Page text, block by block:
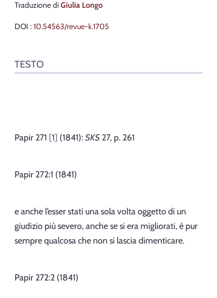
Traduzione di Giulia Longo
DOI : 10.54563/revue-k.1705
Note
Citare quest'articolo
TESTO
Papir 271 1 (1841): SKS27, p. 261
Papir 272:1 (1841)
e anche l’esser stati una sola volta oggetto di un
giudizio più severo, anche se si era migliorati, è pur
sempre qualcosa che non si lascia dimenticare.
Papir 272:2 (1841)